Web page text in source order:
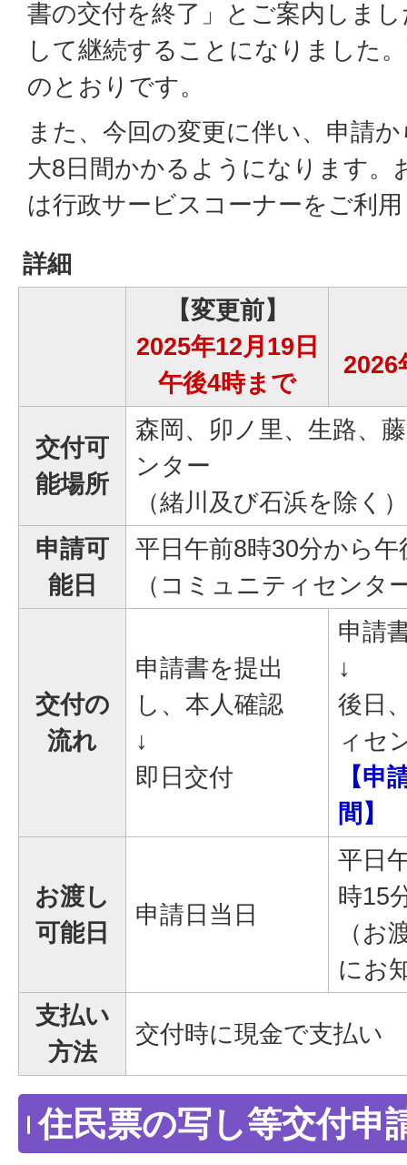
書の交付を終了」とご案内しま
して継続することになりました
のとおりです。
また、今回の変更に伴い、申請
大8日間かかるようになります。
は行政サービスコーナーをご利
詳細
【変更前】
2025年12月19日
午後4時まで
2026
交付可
能場所
森岡、卯ノ里、生路、
ンター
（緒川及び石浜を除く）
申請可
能日
平日午前8時30分から午
（コミュニティセンタ
交付の
流れ
申請書を提出
し、本人確認
↓
即日交付
申請
↓
後日
ィセ
【申
間】
お渡し
可能日
申請日当日
平日
時15
（お
にお
支払い
方法
交付時に現金で支払い
住民票の写し等交付申